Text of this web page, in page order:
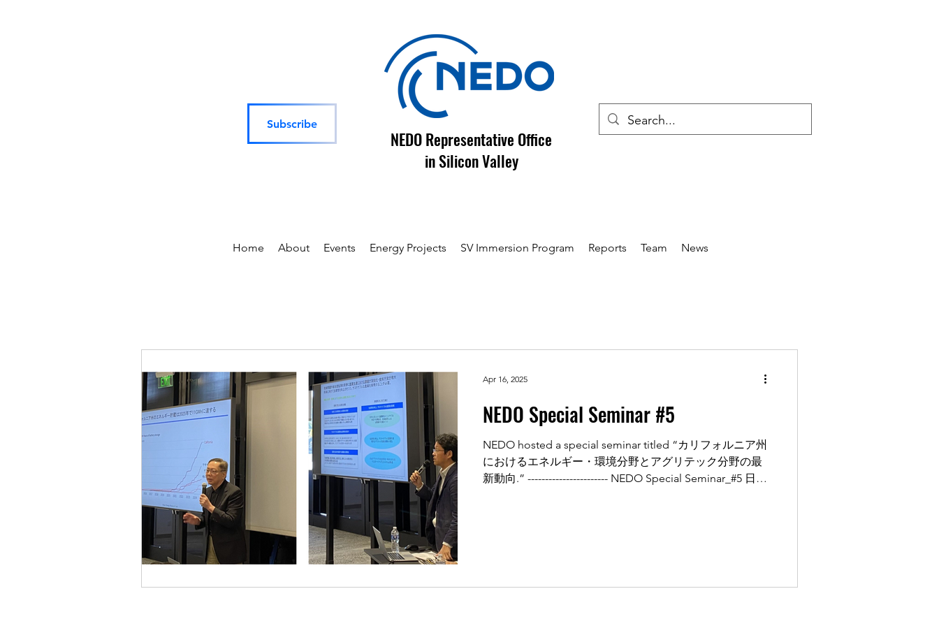
Subscribe
NEDO Representative Office
in Silicon Valley
Home About Events Energy Projects SV Immersion Program Reports Team News
NEDO Special Seminar #5
NEDO hosted a special seminar titled “カリフォルニア州
におけるエネルギー・環境分野とアグリテック分野の最
新動向.” ----------------------- NEDO Special Seminar_#5 日
Apr 16, 2025